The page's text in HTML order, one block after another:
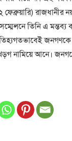
রাজধানীর
তিনি এ
জনগণকে
নামিয়ে আনে।